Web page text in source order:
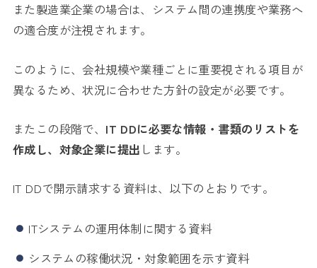
また製造業企業の場合は、システム間の連携度や業務へ
の適合度が注視されます。
このように、会社規模や業種ごとに重要視される項目が
異なるため、状況に合わせた方針の設定が必要です。
またこの段階で、 IT DDに必要な情報・書類のリストを
作成し、対象企業に提出 します。
IT DDで開示請求する資料は、以下のとおりです。
ITシステムの運用体制に関する資料
システムの稼働状況・対象範囲を示す資料